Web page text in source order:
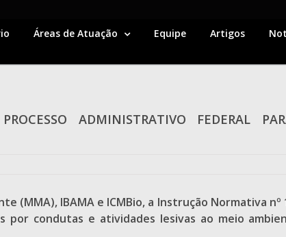
Áreas de Atuação Equipe Artigos
ADMINISTRATIVO FEDERAL
IBAMA e ICMBio, a Instrução Normativa
condutas e atividades lesivas ao meio